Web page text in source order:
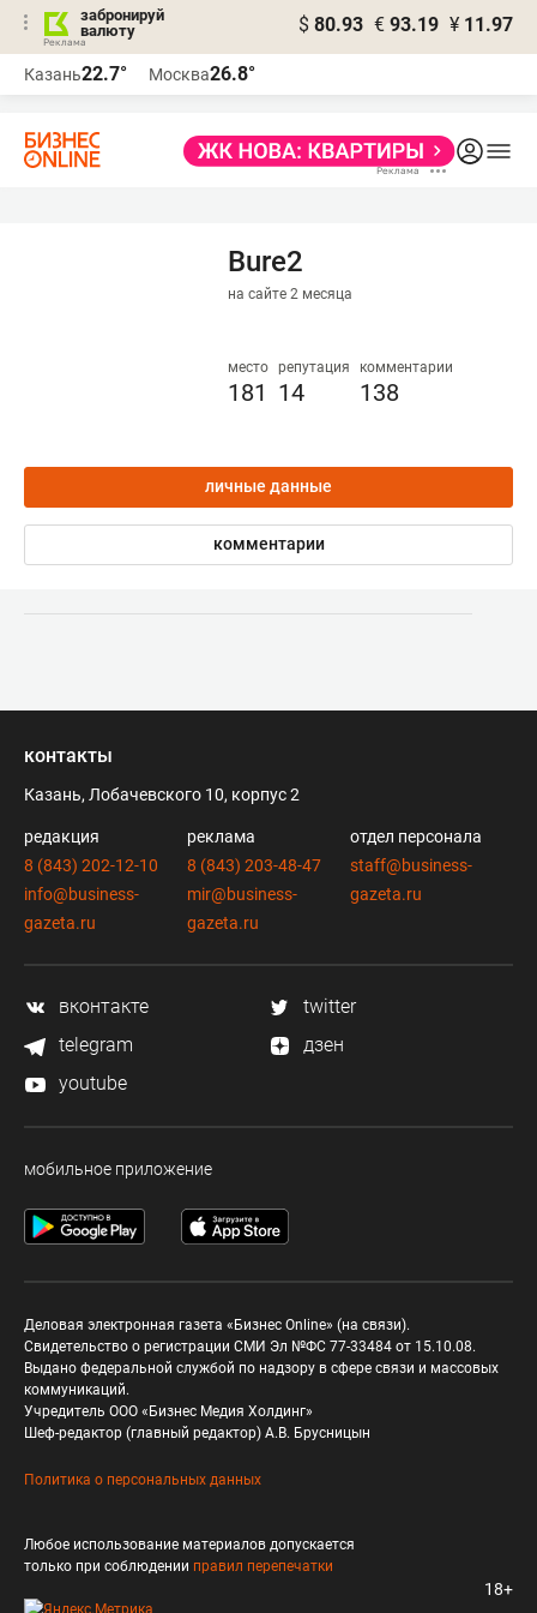
забронируй
валюту
$ 80.93 € 93.19 ¥ 11.97
Казань22.7° Москва26.8°
Bure2
на сайте 2 месяца
место
181
репутация
14
комментарии
138
личные данные
комментарии
контакты
Казань, Лобачевского 10, корпус 2
редакция
8 (843) 202-12-10
info@business-
gazeta.ru
реклама
8 (843) 203-48-47
mir@business-
gazeta.ru
отдел персонала
staff@business-
gazeta.ru
вконтакте
twitter
telegram
дзен
youtube
мобильное приложение
Деловая электронная газета «Бизнес Online» (на связи).
Свидетельство о регистрации СМИ Эл №ФС 77-33484 от 15.10.08.
Выдано федеральной службой по надзору в сфере связи и массовых
коммуникаций.
Учредитель ООО «Бизнес Медия Холдинг»
Шеф-редактор (главный редактор) А.В. Брусницын
Политика о персональных данных
Любое использование материалов допускается
только при соблюдении правил перепечатки
18+